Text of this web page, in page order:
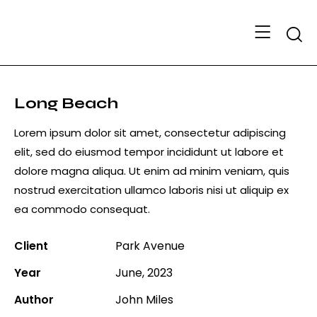
Long Beach
Lorem ipsum dolor sit amet, consectetur adipiscing
elit, sed do eiusmod tempor incididunt ut labore et
dolore magna aliqua. Ut enim ad minim veniam, quis
nostrud exercitation ullamco laboris nisi ut aliquip ex
ea commodo consequat.
Client
Park Avenue
Year
June, 2023
Author
John Miles